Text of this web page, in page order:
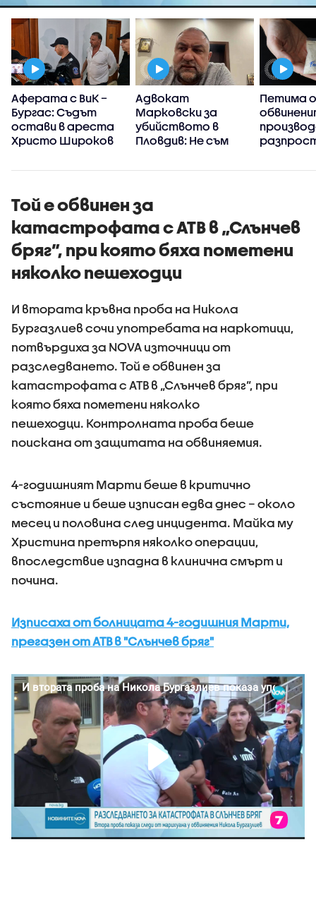
Аферата с ВиК –
Бургас: Съдът
остави в ареста
Христо Широков
Адвокат
Марковски за
убийството в
Пловдив: Не съм
жестокост и
случаят е
безпрецедентен
Петима
Той е обвинен за
катастрофата с АТВ в „Слънчев
бряг”, при която бяха пометени
няколко пешеходци
И втората кръвна проба на Никола
Бургазлиев сочи употребата на наркотици,
потвърдиха за NOVA източници от
разследването. Той е обвинен за
катастрофата с АТВ в „Слънчев бряг”, при
която бяха пометени няколко
пешеходци. Контролната проба беше
поискана от защитата на обвиняемия.
4-годишният Марти беше в критично
състояние и беше изписан едва днес – около
месец и половина след инцидента. Майка му
Христина претърпя няколко операции,
впоследствие изпадна в клинична смърт и
почина.
Изписаха от болницата 4-годишния Марти,
прегазен от АТВ в "Слънчев бряг"